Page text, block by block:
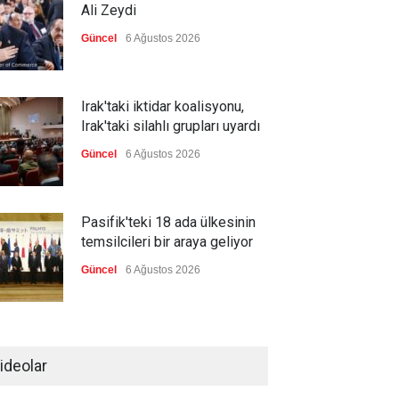
Ali Zeydi
Güncel 6 Ağustos 2026
Irak'taki iktidar koalisyonu,
Irak'taki silahlı grupları uyardı
Güncel 6 Ağustos 2026
Pasifik'teki 18 ada ülkesinin
temsilcileri bir araya geliyor
Güncel 6 Ağustos 2026